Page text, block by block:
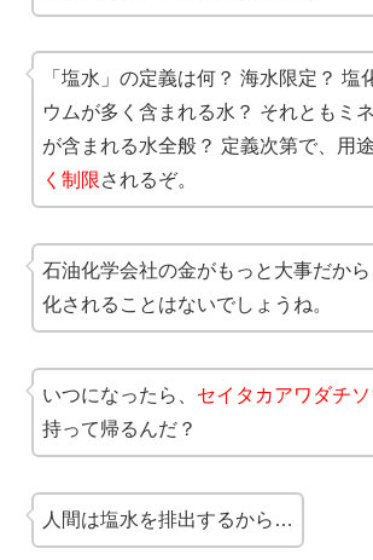
「塩水」の定義は何？ 海水限定？ 塩
ウムが多く含まれる水？ それともミ
が含まれる水全般？ 定義次第で、用
く制限されるぞ。
石油化学会社の金がもっと大事だか
化されることはないでしょうね。
いつになったら、 セイタカアワダチソ
持って帰るんだ？
人間は塩水を排出するから…